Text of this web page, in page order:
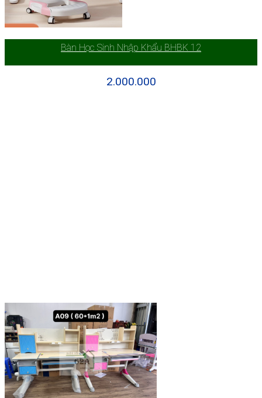
Bàn Học Sinh Nhập Khẩu BHBK 12
2.000.000